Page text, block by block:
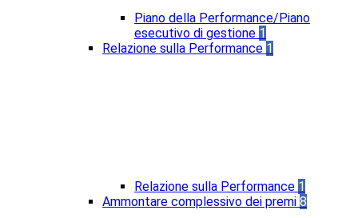
Piano della Performance/Piano
esecutivo di gestione 1
Relazione sulla Performance 1
Relazione sulla Performance 1
Ammontare complessivo dei premi 8